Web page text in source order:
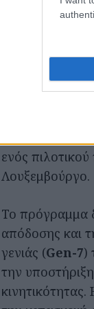
το τέλος του
επεκτάσιμης
ηγέτης στην
ενός
Λουξεμβούργο.
Το πρόγραμμα
απόδοσης και
γενιάς (Gen-7)
την